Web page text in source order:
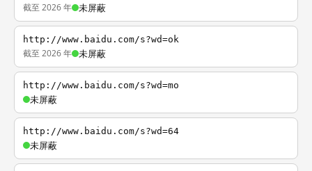
截至 2026 年 未屏蔽
http://www.baidu.com/s?wd=ok
截至 2026 年 未屏蔽
http://www.baidu.com/s?wd=mo
未屏蔽
http://www.baidu.com/s?wd=64
未屏蔽